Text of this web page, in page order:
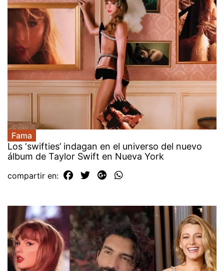
Fama
Los ‘swifties’ indagan en el universo del nuevo
álbum de Taylor Swift en Nueva York
compartir en: